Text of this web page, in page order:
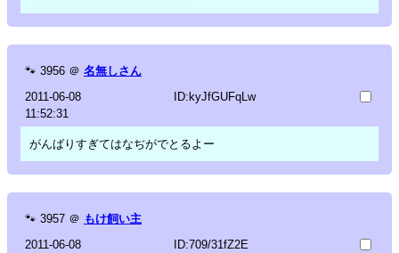
🐾 3956 ＠ 名無しさん
2011-06-08
11:52:31
ID:kyJfGUFqLw
がんばりすぎてはなぢがでとるよー
🐾 3957 ＠ もけ飼い主
2011-06-08
ID:709/31fZ2E